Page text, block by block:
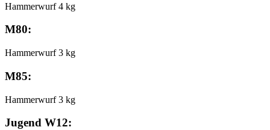
Hammerwurf 4 kg
M80:
Hammerwurf 3 kg
M85:
Hammerwurf 3 kg
Jugend W12: